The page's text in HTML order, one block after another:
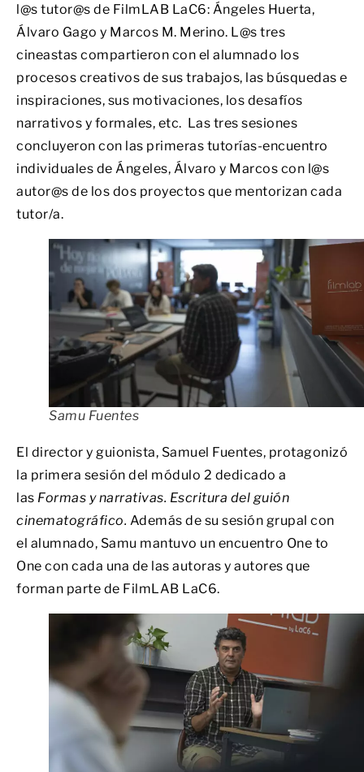
l@s tutor@s de FilmLAB LaC6: Ángeles Huerta,
Álvaro Gago y Marcos M. Merino. L@s tres
cineastas compartieron con el alumnado los
procesos creativos de sus trabajos, las búsquedas e
inspiraciones, sus motivaciones, los desafíos
narrativos y formales, etc. Las tres sesiones
concluyeron con las primeras tutorías-encuentro
individuales de Ángeles, Álvaro y Marcos con l@s
autor@s de los dos proyectos que mentorizan cada
tutor/a.
Samu Fuentes
El director y guionista, Samuel Fuentes, protagonizó
la primera sesión del módulo 2 dedicado a
las Formas y narrativas. Escritura del guión
cinematográfico. Además de su sesión grupal con
el alumnado, Samu mantuvo un encuentro One to
One con cada una de las autoras y autores que
forman parte de FilmLAB LaC6.